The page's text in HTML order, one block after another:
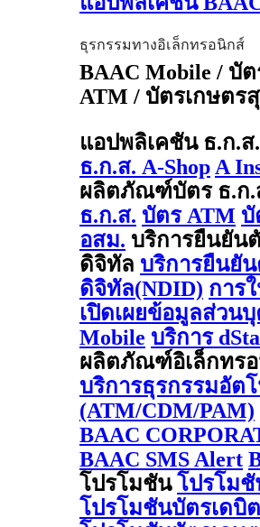
ธุรกรรมทางอิเล็กทรอนิกส์
BAAC Mobile / บั
ATM / บัตรเกษตร
แอปพลิเคชัน ธ.ก.ส.
ธ.ก.ส. A-Shop A
ผลิตภัณฑ์บัตร ธ.ก.
ธ.ก.ส. บัตร ATM บั
อสม. บริการยืนยัน
ดิจิทัล บริการยืนยั
ดิจิทัล(NDID) การ
เปิดเผยข้อมูลส่วน
Mobile บริการ
ผลิตภัณฑ์อิเล็กทร
บริการธุรกรรมอัต
(ATM/CDM/PAM)
BAAC
BAAC SMS Alert
โปรโมชัน โปรโมชั
โปรโมชันบัตรเดบิ